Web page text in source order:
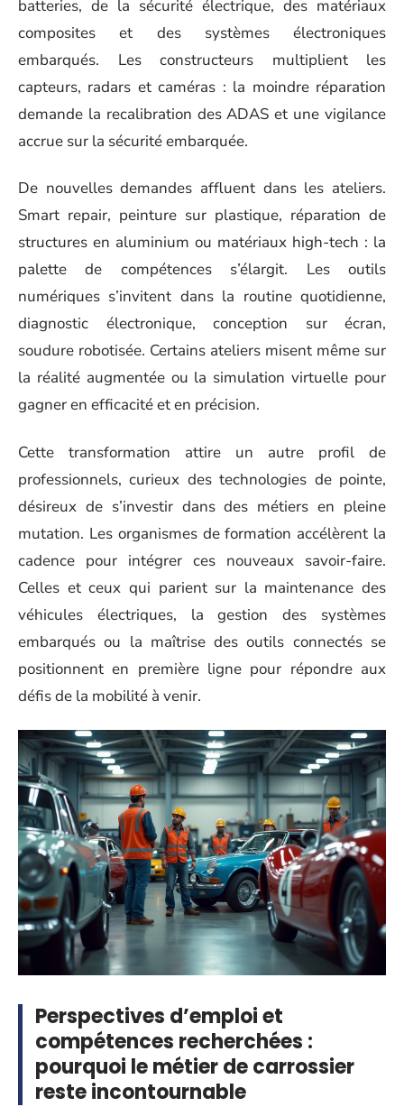
batteries, de la sécurité électrique, des matériaux
composites et des systèmes électroniques
embarqués. Les constructeurs multiplient les
capteurs, radars et caméras : la moindre réparation
demande la recalibration des ADAS et une vigilance
accrue sur la sécurité embarquée.
De nouvelles demandes affluent dans les ateliers.
Smart repair, peinture sur plastique, réparation de
structures en aluminium ou matériaux high-tech : la
palette de compétences s’élargit. Les outils
numériques s’invitent dans la routine quotidienne,
diagnostic électronique, conception sur écran,
soudure robotisée. Certains ateliers misent même sur
la réalité augmentée ou la simulation virtuelle pour
gagner en efficacité et en précision.
Cette transformation attire un autre profil de
professionnels, curieux des technologies de pointe,
désireux de s’investir dans des métiers en pleine
mutation. Les organismes de formation accélèrent la
cadence pour intégrer ces nouveaux savoir-faire.
Celles et ceux qui parient sur la maintenance des
véhicules électriques, la gestion des systèmes
embarqués ou la maîtrise des outils connectés se
positionnent en première ligne pour répondre aux
défis de la mobilité à venir.
Perspectives d’emploi et
compétences recherchées :
pourquoi le métier de carrossier
reste incontournable